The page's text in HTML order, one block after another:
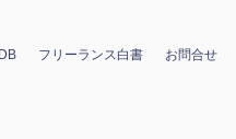
フリーランス白書 お問合せ